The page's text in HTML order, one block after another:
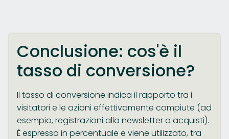
Conclusione: cos'è il
tasso di conversione?
Il tasso di conversione indica il rapporto tra i
visitatori e le azioni effettivamente compiute (ad
esempio, registrazioni alla newsletter o acquisti).
È espresso in percentuale e viene utilizzato, tra